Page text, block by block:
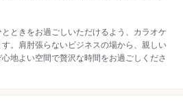
ときをお過ごしいただけるよう、カラオケ
。肩肘張らないビジネスの場から、親しい
地よい空間で贅沢な時間をお過ごしくださ